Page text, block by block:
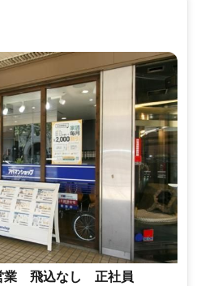
業 飛込なし 正社員